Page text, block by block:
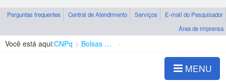
Perguntas frequentes Central de Atendimento Serviços
E-mail do Pesquisador
Área de imprensa
Você está aqui:CNPq Bolsas e Auxílios Vigentes
MENU